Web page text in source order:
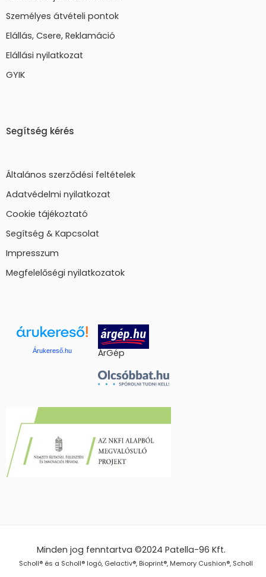
Személyes átvételi pontok
Elállás, Csere, Reklamáció
Elállási nyilatkozat
GYIK
Segítség kérés
Általános szerződési feltételek
Adatvédelmi nyilatkozat
Cookie tájékoztató
Segítség & Kapcsolat
Impresszum
Megfelelőségi nyilatkozatok
Árukereső.hu ÁrGép
Minden jog fenntartva ©2024Patella-96 Kft.
Scholl® és a Scholl® logó, Gelactiv®, Bioprint®, Memory Cushion®, Scholl